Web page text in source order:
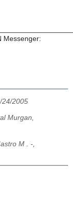
Messenger:
24/2005
Murgan,
M . -,